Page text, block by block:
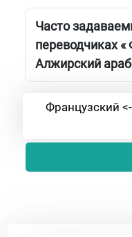
Часто
переводчиках
Алжирский
Французский